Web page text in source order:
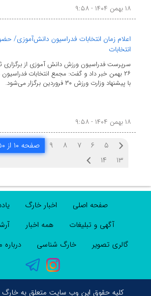
۱۸ بهمن ۱۴۰۴ - ۹:۵۸
اعلام زمان انتخابات فدراسیون دانش‌آموزی/
انتخابات
سرپرست فدراسیون ورزش دانش آموزی از برگزاری
۲۶ بهمن خبر داد و گفت: مجمع انتخابات
با پیشنهاد وزارت ورزش ۳۰ فروردین برگزار می‌شود.
۱۸ بهمن ۱۴۰۴ - ۹:۵۸
۵ ۶ ۷ ۸ ۹ صفحه ۱۰ از ۵۰
۱۳
۱۴
صفحه اصلی اخبار خارگ
آگهی و تبلیغات
همه اخبار
گالری تصویر
خارگ شناسی درباره
کلیه حقوق این وب سایت متعلق به خارگ